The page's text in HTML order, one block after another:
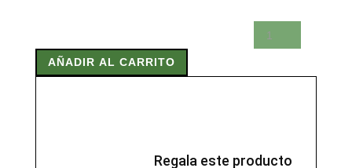
SERUM
CUIDADO
AÑADIR AL CARRITO
Regala este producto